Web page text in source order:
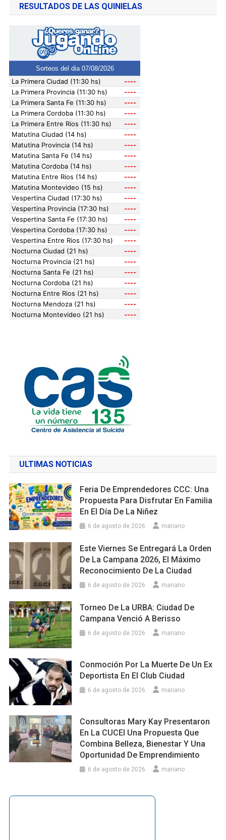
RESULTADOS DE LAS QUINIELAS
ULTIMAS NOTICIAS
Feria De Emprendedores CCC: Una
Propuesta Para Disfrutar En Familia
En El Día De La Niñez
6 de agosto de 2026 mariano
Este Viernes Se Entregará La Orden
De La Campana 2026, El Máximo
Reconocimiento De La Ciudad
6 de agosto de 2026 mariano
Torneo De La URBA: Ciudad De
Campana Venció A Berisso
6 de agosto de 2026 mariano
Conmoción Por La Muerte De Un Ex
Deportista En El Club Ciudad
6 de agosto de 2026 mariano
Consultoras Mary Kay Presentaron
En La CUCEI Una Propuesta Que
Combina Belleza, Bienestar Y Una
Oportunidad De Emprendimiento
6 de agosto de 2026 mariano